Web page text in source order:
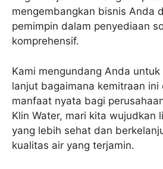
mengembangkan bisnis Anda
pemimpin dalam penyediaan
komprehensif.
Kami mengundang Anda
lanjut bagaimana kemitraan
manfaat nyata bagi
Klin Water, mari kita wujudkan
yang lebih sehat dan
kualitas air yang terjamin.